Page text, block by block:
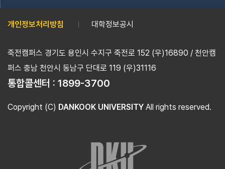
개인정보처리방침 대학정보공시
죽전캠퍼스 경기도 용인시 수지구 죽전로 152 (우)16890 / 천안캠
퍼스 충남 천안시 동남구 단대로 119 (우)31116
통합콜센터 : 1899-3700
Copyright (C) DANKOOK UNIVERSITY All rights reserved.